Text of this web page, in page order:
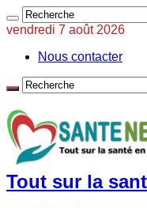
vendredi 7 août 2026
Nous contacter
Tout sur la